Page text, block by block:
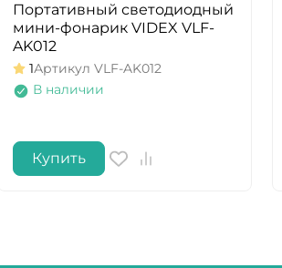
Портативный светодиодный
мини-фонарик VIDEX VLF-
AK012
1Артикул VLF-AK012
В наличии
Купить